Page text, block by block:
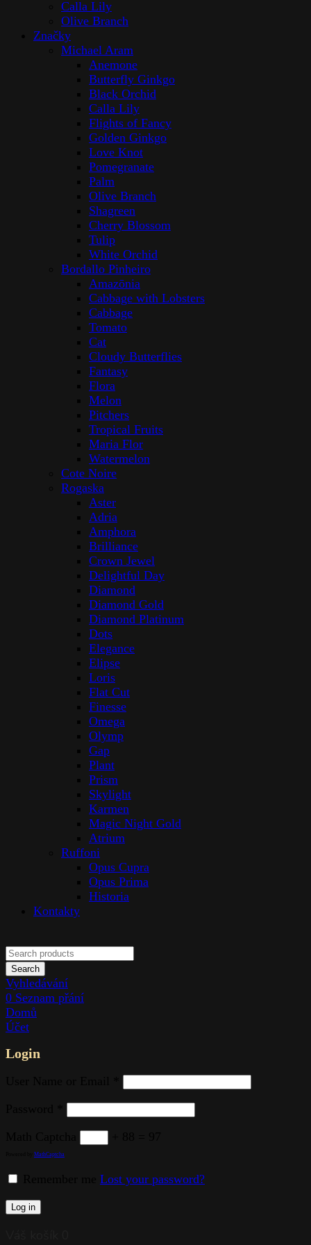
Calla Lily
Olive Branch
Značky
Michael Aram
Anemone
Butterfly Ginkgo
Black Orchid
Calla Lily
Flights of Fancy
Golden Ginkgo
Love Knot
Pomegranate
Palm
Olive Branch
Shagreen
Cherry Blossom
Tulip
White Orchid
Bordallo Pinheiro
Amazōnia
Cabbage with Lobsters
Cabbage
Tomato
Cat
Cloudy Butterflies
Fantasy
Flora
Melon
Pitchers
Tropical Fruits
Maria Flor
Watermelon
Cote Noire
Rogaska
Aster
Adria
Amphora
Brilliance
Crown Jewel
Delightful Day
Diamond
Diamond Gold
Diamond Platinum
Dots
Elegance
Elipse
Loris
Flat Cut
Finesse
Omega
Olymp
Gap
Plant
Prism
Skylight
Karmen
Magic Night Gold
Atrium
Ruffoni
Opus Cupra
Opus Prima
Historia
Kontakty
Search
Vyhledávání
0 Seznam přání
Domů
Účet
Login
MathCaptcha
Lost your password?
Log in